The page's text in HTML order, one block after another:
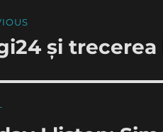
și trecerea